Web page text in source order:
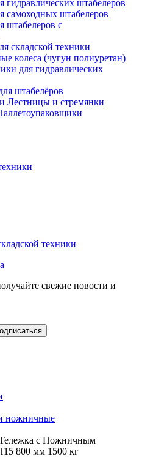
гидравлических штабелеров
самоходных штабелеров
штабелеров с
складской техники
колеса (чугун полиуретан)
для гидравлических
штабелёров
Лестницы и стремянки
техники
свежие новости и
ножничные
Тележка с Ножничным
800 мм 1500 кг